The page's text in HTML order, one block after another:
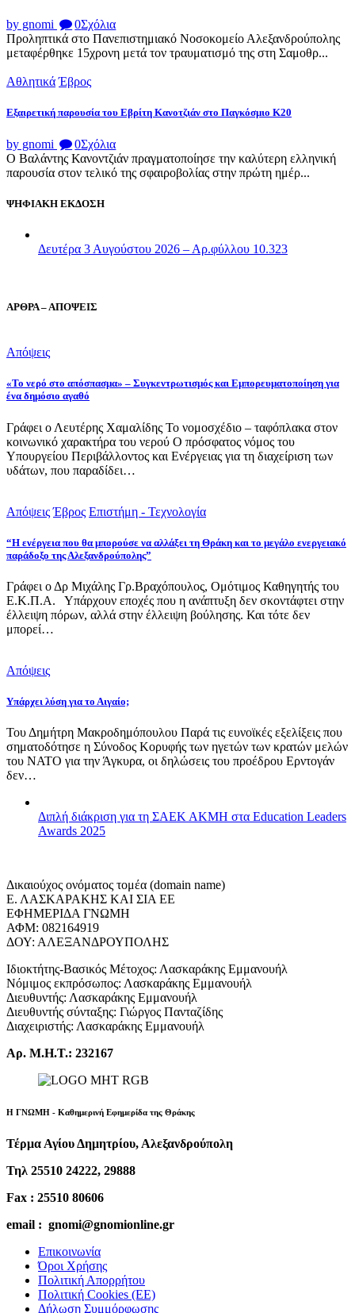
by gnomi 0Σχόλια
Προληπτικά στο Πανεπιστημιακό Νοσοκομείο Αλεξανδρούπολης
μεταφέρθηκε 15χρονη μετά τον τραυματισμό της στη Σαμοθρ...
Αθλητικά Έβρος
Εξαιρετική παρουσία του Εβρίτη Κανοτζιάν στο Παγκόσμιο Κ20
by gnomi 0Σχόλια
Ο Βαλάντης Κανοντζιάν πραγματοποίησε την καλύτερη ελληνική
παρουσία στον τελικό της σφαιροβολίας στην πρώτη ημέρ...
ΨΗΦΙΑΚΗ ΕΚΔΟΣΗ
Δευτέρα 3 Αυγούστου 2026 – Αρ.φύλλου 10.323
ΑΡΘΡΑ – ΑΠΟΨΕΙΣ
Απόψεις
«Το νερό στο απόσπασμα» – Συγκεντρωτισμός και Εμπορευματοποίηση για
ένα δημόσιο αγαθό
Γράφει ο Λευτέρης Χαμαλίδης Το νομοσχέδιο – ταφόπλακα στον
κοινωνικό χαρακτήρα του νερού Ο πρόσφατος νόμος του
Υπουργείου Περιβάλλοντος και Ενέργειας για τη διαχείριση των
υδάτων, που παραδίδει…
Απόψεις Έβρος Επιστήμη - Τεχνολογία
“Η ενέργεια που θα μπορούσε να αλλάξει τη Θράκη και το μεγάλο ενεργειακό
παράδοξο της Αλεξανδρούπολης”
Γράφει ο Δρ Μιχάλης Γρ.Βραχόπουλος, Ομότιμος Καθηγητής του
Ε.Κ.Π.Α. Υπάρχουν εποχές που η ανάπτυξη δεν σκοντάφτει στην
έλλειψη πόρων, αλλά στην έλλειψη βούλησης. Και τότε δεν
μπορεί…
Απόψεις
Υπάρχει λύση για το Αιγαίο;
Του Δημήτρη Μακροδημόπουλου Παρά τις ευνοϊκές εξελίξεις που
σηματοδότησε η Σύνοδος Κορυφής των ηγετών των κρατών μελών
του ΝΑΤΟ για την Άγκυρα, οι δηλώσεις του προέδρου Ερντογάν
δεν…
Διπλή διάκριση για τη ΣΑΕΚ ΑΚΜΗ στα Education Leaders
Awards 2025
Δικαιούχος ονόματος τομέα (domain name)
Ε. ΛΑΣΚΑΡΑΚΗΣ ΚΑΙ ΣΙΑ ΕΕ
ΕΦΗΜΕΡΙΔΑ ΓΝΩΜΗ
ΑΦΜ: 082164919
ΔΟΥ: ΑΛΕΞΑΝΔΡΟΥΠΟΛΗΣ
Ιδιοκτήτης-Βασικός Μέτοχος: Λασκαράκης Εμμανουήλ
Νόμιμος εκπρόσωπος: Λασκαράκης Εμμανουήλ
Διευθυντής: Λασκαράκης Εμμανουήλ
Διευθυντής σύνταξης: Γιώργος Πανταζίδης
Διαχειριστής: Λασκαράκης Εμμανουήλ
Αρ. Μ.Η.Τ.: 232167
Η ΓΝΩΜΗ - Καθημερινή Εφημερίδα της Θράκης
Τέρμα Αγίου Δημητρίου, Αλεξανδρούπολη
Τηλ 25510 24222, 29888
Fax : 25510 80606
email : gnomi@gnomionline.gr
Επικοινωνία
Όροι Χρήσης
Πολιτική Απορρήτου
Πολιτική Cookies (ΕΕ)
Δήλωση Συμμόρφωσης